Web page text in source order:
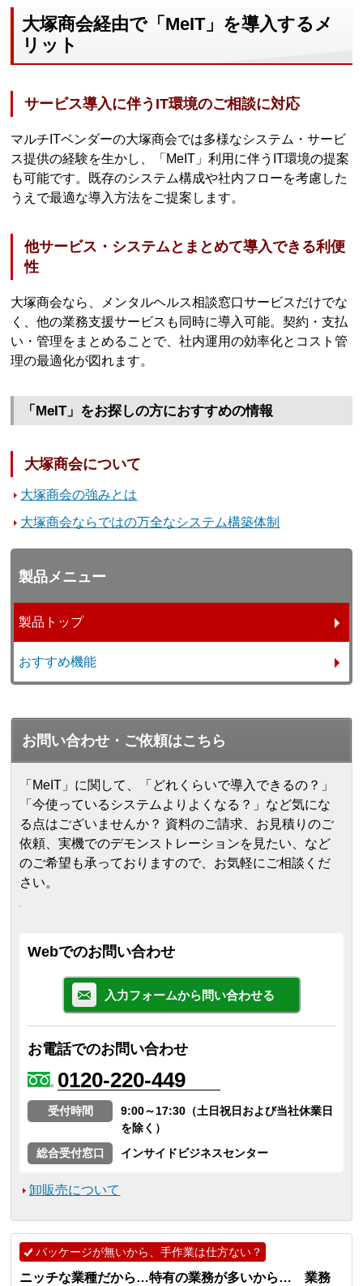
大塚商会経由で「MeIT」を導入するメ
リット
サービス導入に伴うIT環境のご相談に対応
マルチITベンダーの大塚商会では多様なシステム・サービ
ス提供の経験を生かし、「MeIT」利用に伴うIT環境の提案
も可能です。既存のシステム構成や社内フローを考慮した
うえで最適な導入方法をご提案します。
他サービス・システムとまとめて導入できる利便
性
大塚商会なら、メンタルヘルス相談窓口サービスだけでな
く、他の業務支援サービスも同時に導入可能。契約・支払
い・管理をまとめることで、社内運用の効率化とコスト管
理の最適化が図れます。
「MeIT」をお探しの方におすすめの情報
大塚商会について
大塚商会の強みとは
大塚商会ならではの万全なシステム構築体制
製品メニュー
製品トップ
おすすめ機能
お問い合わせ・ご依頼はこちら
「MeIT」に関して、「どれくらいで導入できるの？」
「今使っているシステムよりよくなる？」など気にな
る点はございませんか？ 資料のご請求、お見積りのご
依頼、実機でのデモンストレーションを見たい、など
のご希望も承っておりますので、お気軽にご相談くだ
さい。
Webでのお問い合わせ
入力フォームから問い合わせる
お電話でのお問い合わせ
0120-220-449
受付時間
9:00～17:30（土日祝日および当社休業日
を除く）
総合受付窓口
インサイドビジネスセンター
卸販売について
パッケージが無いから、手作業は仕方ない？
ニッチな業種だから…特有の業務が多いから… 業務